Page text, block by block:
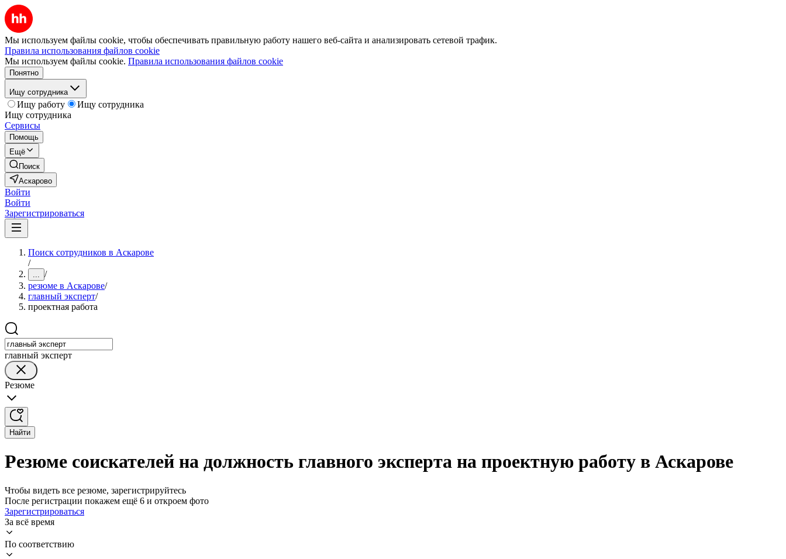
Мы используем файлы cookie, чтобы обеспечивать правильную работу нашего веб-сайта и анализировать сетевой трафик.
Правила использования файлов cookie
Мы используем файлы cookie. Правила использования файлов cookie
Понятно
Ищу сотрудника
Ищу работу
Ищу сотрудника
Ищу сотрудника
Сервисы
Помощь
Ещё
Поиск
Аскарово
Войти
Войти
Зарегистрироваться
Поиск сотрудников в Аскарове
/
... /
резюме в Аскарове/
главный эксперт/
проектная работа
главный эксперт
Резюме
Найти
Резюме соискателей на должность главного эксперта на проектную работу в Аскарове
Чтобы видеть все резюме, зарегистрируйтесь
После регистрации покажем ещё 6 и откроем фото
Зарегистрироваться
За всё время
По соответствию